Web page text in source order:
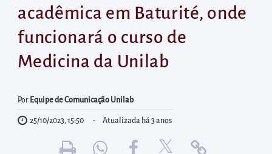
diretamente
o
menu
principal
diretamente
à
acadêmica em Baturité, onde
funcionará o curso de
Medicina da Unilab
Por Equipe de Comunicação Unilab
25/10/2023, 15:50 Atualizada há 3 anos